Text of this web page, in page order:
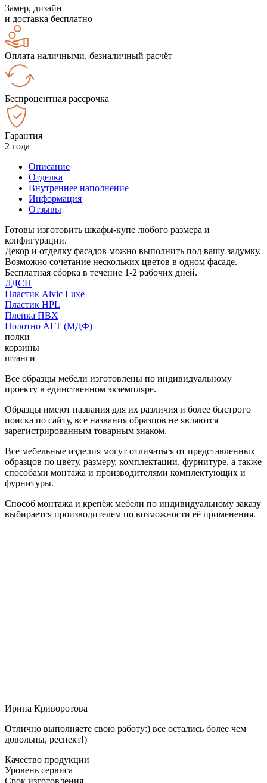
Замер, дизайн
и доставка бесплатно
Оплата наличными, безналичный расчёт
Беспроцентная рассрочка
Гарантия
2 года
Описание
Отделка
Внутреннее наполнение
Информация
Отзывы
Готовы изготовить шкафы-купе любого размера и
конфигурации.
Декор и отделку фасадов можно выполнить под вашу задумку.
Возможно сочетание нескольких цветов в одном фасаде.
Бесплатная сборка в течение 1-2 рабочих дней.
ЛДСП
Пластик Alvic Luxe
Пластик HPL
Пленка ПВХ
Полотно АГТ (МДФ)
полки
корзины
штанги
Все образцы мебели изготовлены по индивидуальному
проекту в единственном экземпляре.
Образцы имеют названия для их различия и более быстрого
поиска по сайту, все названия образцов не являются
зарегистрированным товарным знаком.
Все мебельные изделия могут отличаться от представленных
образцов по цвету, размеру, комплектации, фурнитуре, а также
способами монтажа и производителями комплектующих и
фурнитуры.
Способ монтажа и крепёж мебели по индивидуальному заказу
выбирается производителем по возможности её применения.
Ирина Криворотова
Отлично выполняете свою работу:) все остались более чем
довольны, респект!)
Качество продукции
Уровень сервиса
Срок изготовления